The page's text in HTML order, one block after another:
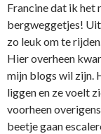
Francine dat ik het
bergweggetjes!
zo leuk om te
Hier overheen
mijn blogs wil zijn.
liggen en ze voelt
voorheen
beetje gaan